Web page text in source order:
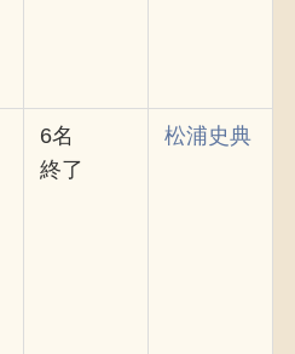
6名
終了
松浦史典